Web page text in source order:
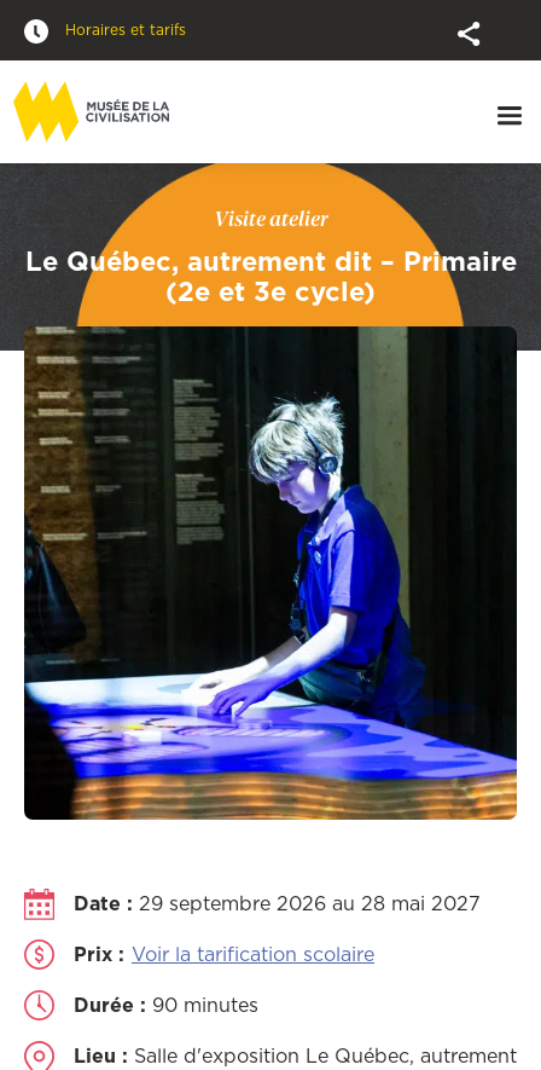
Horaires et tarifs
Visite atelier
Le Québec, autrement dit – Primaire
(2e et 3e cycle)
Date : 29 septembre 2026 au 28 mai 2027
Prix : Voir la tarification scolaire
Durée : 90 minutes
Lieu : Salle d'exposition Le Québec, autrement